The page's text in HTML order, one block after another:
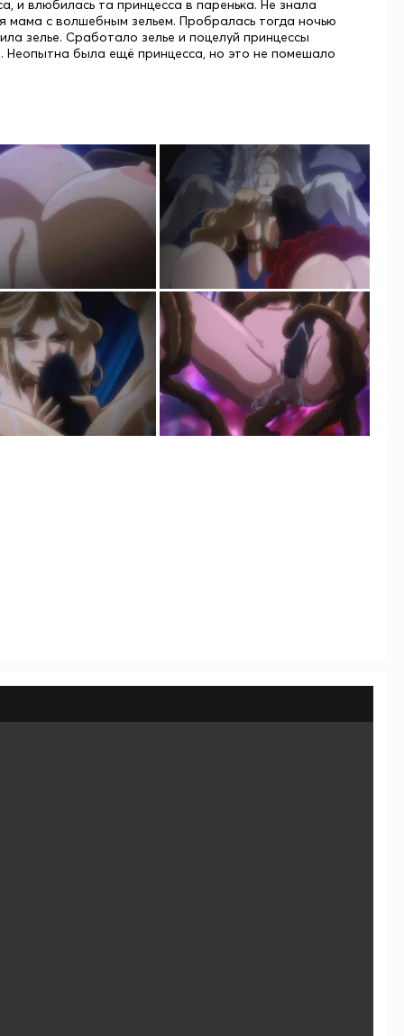
и влюбилась та принцесса в паренька. Не знала
мама с волшебным зельем. Пробралась тогда ночью
зелье. Сработало зелье и поцелуй принцессы
Неопытна была ещё принцесса, но это не помешало